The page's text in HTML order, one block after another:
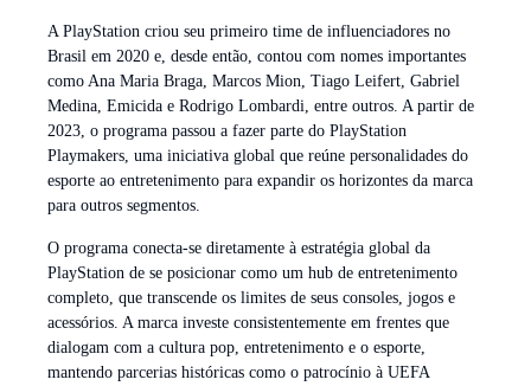
A PlayStation criou seu primeiro time de influenciadores no
Brasil em 2020 e, desde então, contou com nomes importantes
como Ana Maria Braga, Marcos Mion, Tiago Leifert, Gabriel
Medina, Emicida e Rodrigo Lombardi, entre outros. A partir de
2023, o programa passou a fazer parte do PlayStation
Playmakers, uma iniciativa global que reúne personalidades do
esporte ao entretenimento para expandir os horizontes da marca
para outros segmentos.
O programa conecta-se diretamente à estratégia global da
PlayStation de se posicionar como um hub de entretenimento
completo, que transcende os limites de seus consoles, jogos e
acessórios. A marca investe consistentemente em frentes que
dialogam com a cultura pop, entretenimento e o esporte,
mantendo parcerias históricas como o patrocínio à UEFA